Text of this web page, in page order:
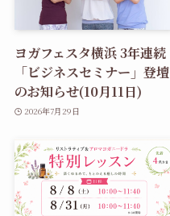
ヨガフェスタ横浜 3年連続
「ビジネスセミナー」登壇
のお知らせ(10月11日)
2026年7月29日